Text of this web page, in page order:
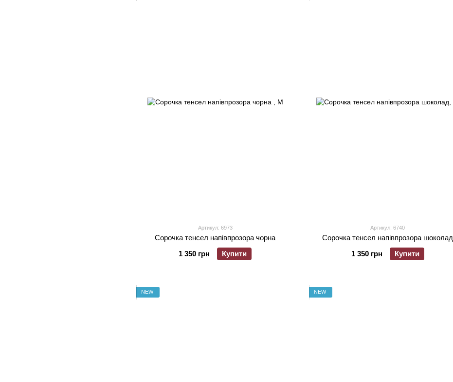
Артикул: 6973
Сорочка тенсел напівпрозора чорна
1 350 грн
Купити
Артикул: 6740
Сорочка тенсел напівпрозора шоколад
1 350 грн
Купити
NEW NEW